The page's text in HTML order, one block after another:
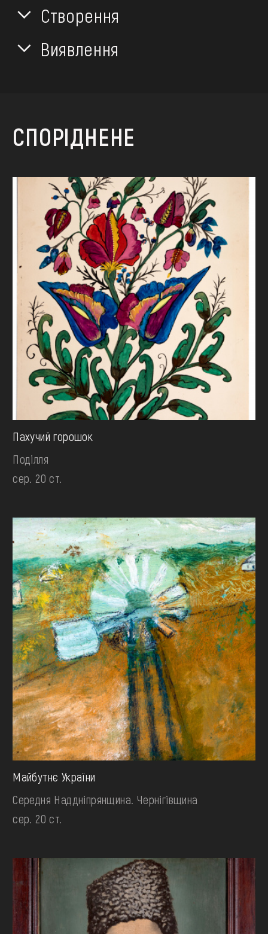
Створення
Виявлення
СПОРІДНЕНЕ
Пахучий горошок
Поділля
сер. 20 ст.
Майбутнє України
Середня Наддніпрянщина. Чернігівщина
сер. 20 ст.